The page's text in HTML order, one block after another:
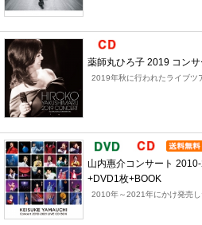
薬師丸ひろ子 2019 コン
2019年秋に行われたライブツ
山内惠介コンサート
+DVD1枚+BOOK
2010年～2021年にかけ発売し